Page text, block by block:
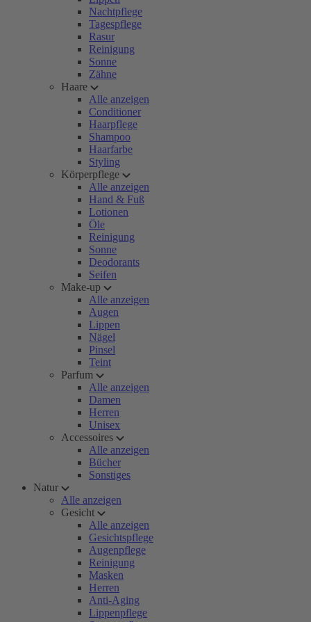
Nachtpflege
Tagespflege
Rasur
Reinigung
Sonne
Zähne
Haare
Alle anzeigen
Conditioner
Haarpflege
Shampoo
Haarfarbe
Styling
Körperpflege
Alle anzeigen
Hand & Fuß
Lotionen
Öle
Reinigung
Sonne
Deodorants
Seifen
Make-up
Alle anzeigen
Augen
Lippen
Nägel
Pinsel
Teint
Parfum
Alle anzeigen
Damen
Herren
Unisex
Accessoires
Alle anzeigen
Bücher
Sonstiges
Natur
Alle anzeigen
Gesicht
Alle anzeigen
Gesichtspflege
Augenpflege
Reinigung
Masken
Herren
Anti-Aging
Lippenpflege